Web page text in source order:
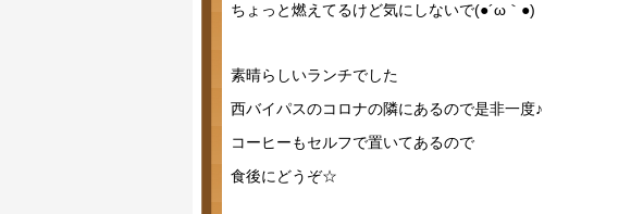
ちょっと燃えてるけど気にしないで(●´ω｀●)ゞ
素晴らしいランチでした
西バイパスのコロナの隣にあるので是非一度♪
コーヒーもセルフで置いてあるので
食後にどうぞ☆